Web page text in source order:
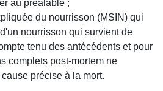
au préalable ;
du nourrisson (MSIN) qui
nourrisson qui survient de
tenu des antécédents et pour
complets post-mortem ne
précise à la mort.